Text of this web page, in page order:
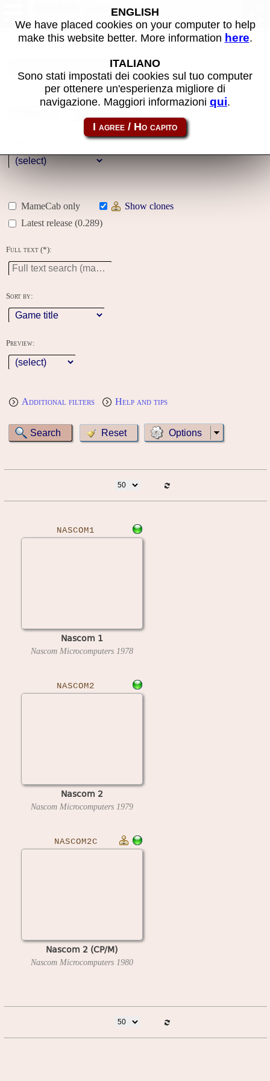
MAME machines
MameCab only
Show clones
Latest release (0.289)
Full text (*):
Sort by:
Preview:
Additional filters Help and tips
Options
NASCOM1
Nascom 1
Nascom Microcomputers 1978
NASCOM2
Nascom 2
Nascom Microcomputers 1979
NASCOM2C
Nascom 2 (CP/M)
Nascom Microcomputers 1980
ENGLISH
We have placed cookies on your computer to help
make this website better. More information here.
ITALIANO
Sono stati impostati dei cookies sul tuo computer
per ottenere un'esperienza migliore di
navigazione. Maggiori informazioni qui.